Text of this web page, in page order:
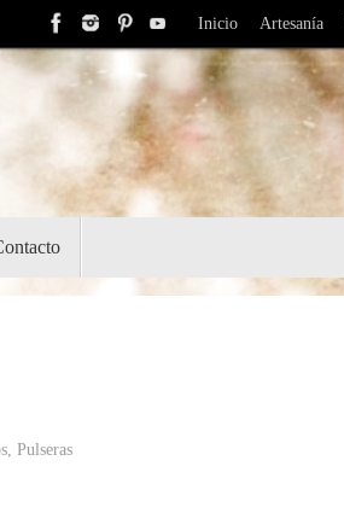
Inicio Artesanía
, Pulseras